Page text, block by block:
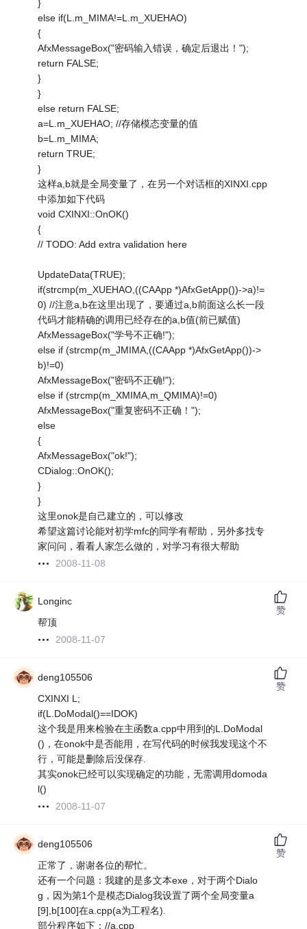
}
else if(L.m_MIMA!=L.m_XUEHAO)
{
AfxMessageBox("密码输入错误，确定后退出！");
return FALSE;
}
}
else return FALSE;
a=L.m_XUEHAO; //存储模态变量的值
b=L.m_MIMA;
return TRUE;
}
这样a,b就是全局变量了，在另一个对话框的XINXI.cpp
中添加如下代码
void CXINXI::OnOK()
{
// TODO: Add extra validation here
UpdateData(TRUE);
if(strcmp(m_XUEHAO,((CAApp *)AfxGetApp())->a)!=
0) //注意a,b在这里出现了，要通过a,b前面这么长一段
代码才能精确的调用已经存在的a,b值(前已赋值)
AfxMessageBox("学号不正确!");
else if (strcmp(m_JMIMA,((CAApp *)AfxGetApp())->
b)!=0)
AfxMessageBox("密码不正确!");
else if (strcmp(m_XMIMA,m_QMIMA)!=0)
AfxMessageBox("重复密码不正确！");
else
{
AfxMessageBox("ok!");
CDialog::OnOK();
}
}
这里onok是自己建立的，可以修改
希望这篇讨论能对初学mfc的同学有帮助，另外多找专
家问问，看看人家怎么做的，对学习有很大帮助
2008-11-08
Longinc
帮顶
2008-11-07
赞
deng105506
CXINXI L;
if(L.DoModal()==IDOK)
这个我是用来检验在主函数a.cpp中用到的L.DoModal
()，在onok中是否能用，在写代码的时候我发现这个不
行，可能是删除后没保存.
其实onok已经可以实现确定的功能，无需调用domoda
l()
2008-11-07
赞
deng105506
正常了，谢谢各位的帮忙。
还有一个问题：我建的是多文本exe，对于两个Dialo
g，因为第1个是模态Dialog我设置了两个全局变量a
[9],b[100]在a.cpp(a为工程名).
部分程序如下：//a.cpp
赞